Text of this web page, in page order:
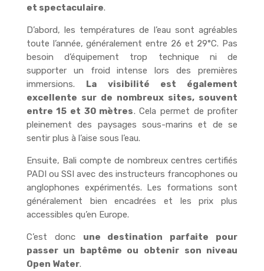
et spectaculaire.
D’abord, les températures de l’eau sont agréables
toute l’année, généralement entre 26 et 29°C. Pas
besoin d’équipement trop technique ni de
supporter un froid intense lors des premières
immersions. La visibilité est également
excellente sur de nombreux sites, souvent
entre 15 et 30 mètres. Cela permet de profiter
pleinement des paysages sous-marins et de se
sentir plus à l’aise sous l’eau.
Ensuite, Bali compte de nombreux centres certifiés
PADI ou SSI avec des instructeurs francophones ou
anglophones expérimentés. Les formations sont
généralement bien encadrées et les prix plus
accessibles qu’en Europe.
C’est donc une destination parfaite pour
passer un baptême ou obtenir son niveau
Open Water.